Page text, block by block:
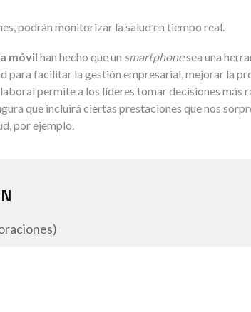
podrán monitorizar la salud en tiempo real.
móvil han hecho que un smartphonesea una
para facilitar la gestión empresarial, mejorar la
permite a los líderes tomar decisiones más
que incluirá ciertas prestaciones que nos
por ejemplo.